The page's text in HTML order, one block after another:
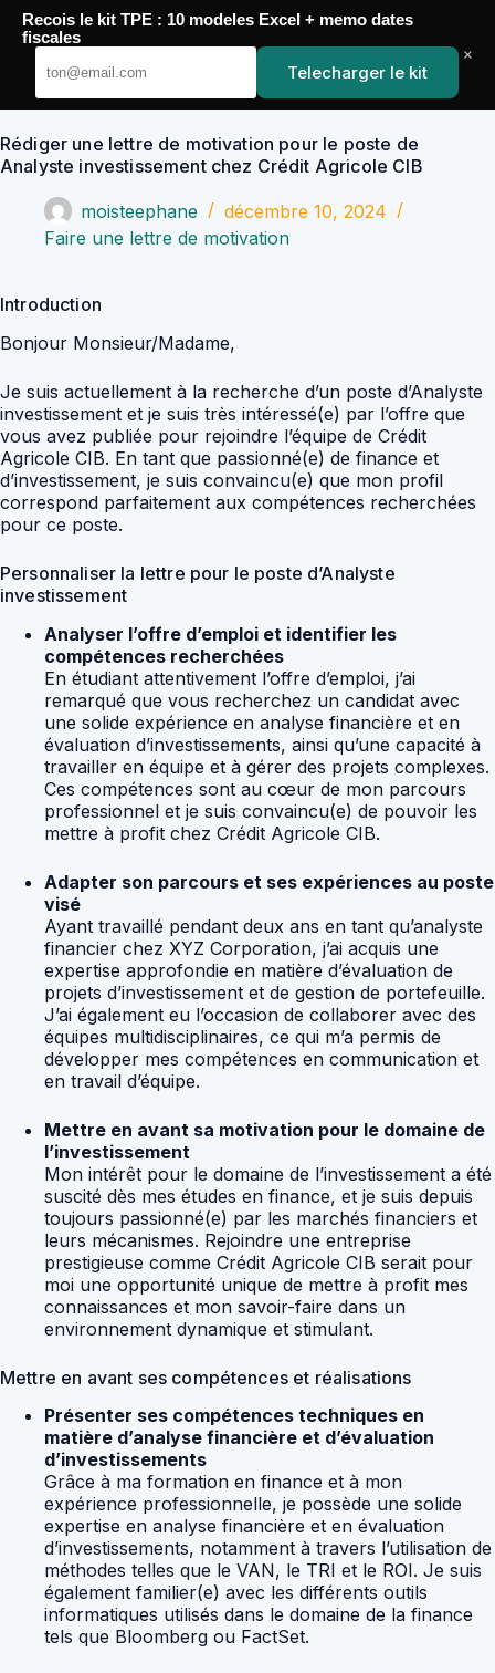
Passer
contenu
YoupiJobs
Rédiger une lettre de motivation pour le poste de
Analyste investissement chez Crédit Agricole CIB
moisteephane
décembre 10, 2024
Faire une lettre de motivation
Introduction
Bonjour Monsieur/Madame,
Je suis actuellement à la recherche d’un poste d’Analyste
investissement et je suis très intéressé(e) par l’offre que
vous avez publiée pour rejoindre l’équipe de Crédit
Agricole CIB. En tant que passionné(e) de finance et
d’investissement, je suis convaincu(e) que mon profil
correspond parfaitement aux compétences recherchées
pour ce poste.
Personnaliser la lettre pour le poste d’Analyste
investissement
Analyser l’offre d’emploi et identifier les
compétences recherchées
En étudiant attentivement l’offre d’emploi, j’ai
remarqué que vous recherchez un candidat avec
une solide expérience en analyse financière et en
évaluation d’investissements, ainsi qu’une capacité à
travailler en équipe et à gérer des projets complexes.
Ces compétences sont au cœur de mon parcours
professionnel et je suis convaincu(e) de pouvoir les
mettre à profit chez Crédit Agricole CIB.
Adapter son parcours et ses expériences au poste
visé
Ayant travaillé pendant deux ans en tant qu’analyste
financier chez XYZ Corporation, j’ai acquis une
expertise approfondie en matière d’évaluation de
projets d’investissement et de gestion de portefeuille.
J’ai également eu l’occasion de collaborer avec des
équipes multidisciplinaires, ce qui m’a permis de
développer mes compétences en communication et
en travail d’équipe.
Mettre en avant sa motivation pour le domaine de
l’investissement
Mon intérêt pour le domaine de l’investissement a été
suscité dès mes études en finance, et je suis depuis
toujours passionné(e) par les marchés financiers et
leurs mécanismes. Rejoindre une entreprise
prestigieuse comme Crédit Agricole CIB serait pour
moi une opportunité unique de mettre à profit mes
connaissances et mon savoir-faire dans un
environnement dynamique et stimulant.
Mettre en avant ses compétences et réalisations
Présenter ses compétences techniques en
matière d’analyse financière et d’évaluation
d’investissements
Grâce à ma formation en finance et à mon
expérience professionnelle, je possède une solide
expertise en analyse financière et en évaluation
d’investissements, notamment à travers l’utilisation de
méthodes telles que le VAN, le TRI et le ROI. Je suis
également familier(e) avec les différents outils
informatiques utilisés dans le domaine de la finance
tels que Bloomberg ou FactSet.
Recois le kit TPE : 10 modeles Excel + memo dates
fiscales
Telecharger le kit
×